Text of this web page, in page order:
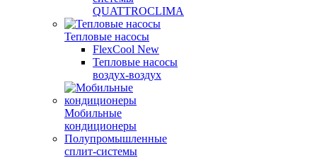
QUATTROCLIMA
Тепловые насосы
FlexCool New
Тепловые насосы
воздух-воздух
Мобильные
кондиционеры
Полупромышленные
сплит-системы